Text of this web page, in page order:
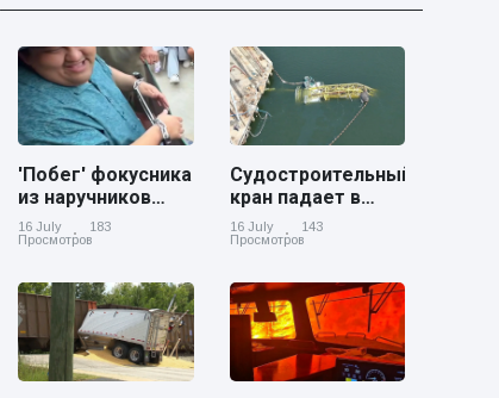
'Побег' фокусника
из наручников
вызвал смех у
аудитории
16 July
183
Просмотров
Судостроительный
кран падает в
реку Купер возле
Чарльстона
16 July
143
Просмотров